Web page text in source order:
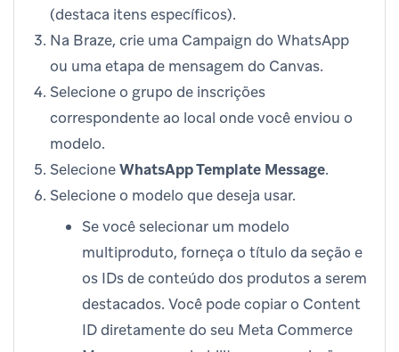
(destaca itens específicos).
Na Braze, crie uma Campaign do WhatsApp
ou uma etapa de mensagem do Canvas.
Selecione o grupo de inscrições
correspondente ao local onde você enviou o
modelo.
SelecioneWhatsApp Template Message.
Selecione o modelo que deseja usar.
Se você selecionar um modelo
multiproduto, forneça o título da seção e
os IDs de conteúdo dos produtos a serem
destacados. Você pode copiar o Content
ID diretamente do seu Meta Commerce